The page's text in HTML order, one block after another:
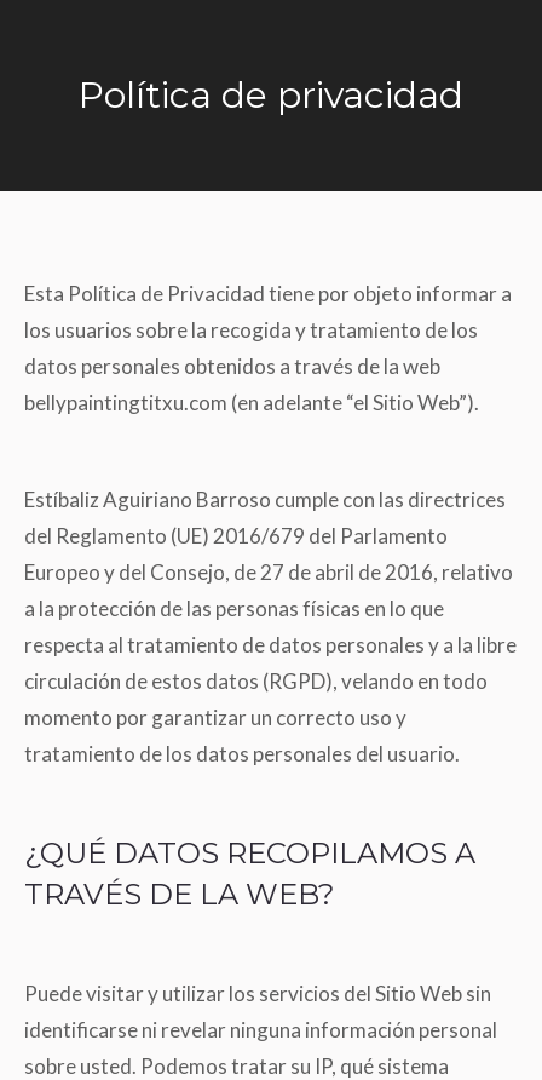
Política de privacidad
Estás aquí:
Esta Política de Privacidad tiene por objeto informar a
los usuarios sobre la recogida y tratamiento de los
datos personales obtenidos a través de la web
bellypaintingtitxu.com (en adelante “el Sitio Web”).
Estíbaliz Aguiriano Barroso cumple con las directrices
del Reglamento (UE) 2016/679 del Parlamento
Europeo y del Consejo, de 27 de abril de 2016, relativo
a la protección de las personas físicas en lo que
respecta al tratamiento de datos personales y a la libre
circulación de estos datos (RGPD), velando en todo
momento por garantizar un correcto uso y
tratamiento de los datos personales del usuario.
¿QUÉ DATOS RECOPILAMOS A
TRAVÉS DE LA WEB?
Puede visitar y utilizar los servicios del Sitio Web sin
identificarse ni revelar ninguna información personal
sobre usted. Podemos tratar su IP, qué sistema